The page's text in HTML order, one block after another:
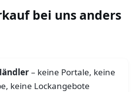
bei uns anders
– keine Portale, keine
keine Lockangebote